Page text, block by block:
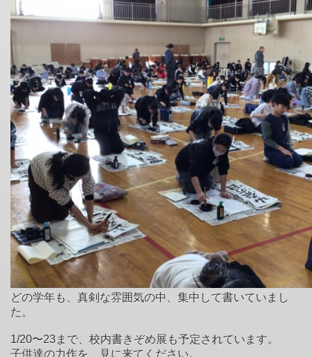
どの学年も、真剣な雰囲気の中、集中して書いていまし
た。
1/20〜23まで、校内書きぞめ展も予定されています。
子供達の力作を、見に来てください。